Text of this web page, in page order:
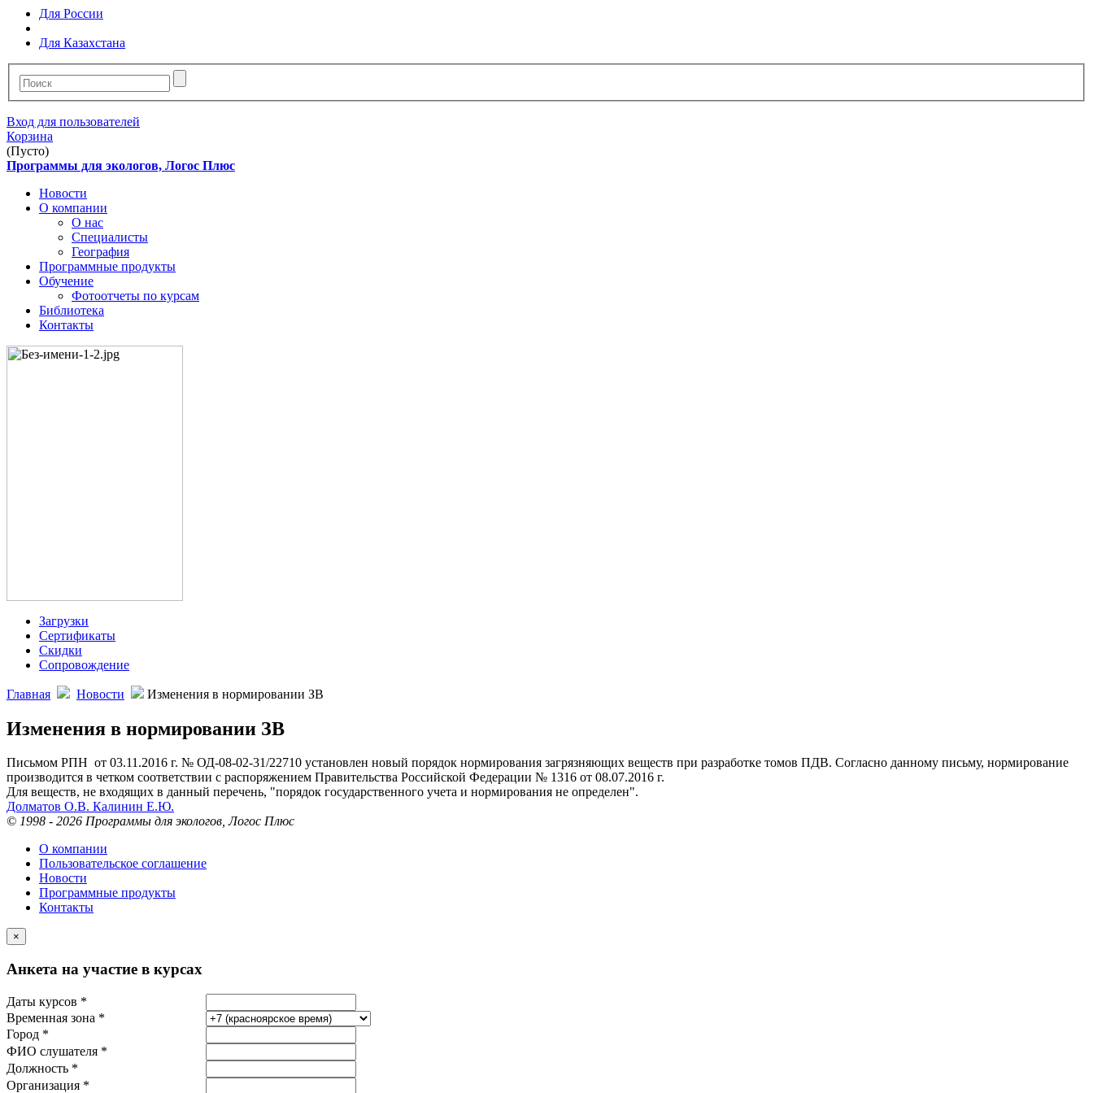
Для России
Для Казахстана
Вход для пользователей
Корзина
(Пусто)
Программы для экологов, Логос Плюс
Новости
О компании
О нас
Специалисты
География
Программные продукты
Обучение
Фотоотчеты по курсам
Библиотека
Контакты
Загрузки
Сертификаты
Скидки
Сопровождение
Главная Новости Изменения в нормировании ЗВ
Изменения в нормировании ЗВ
Письмом РПН от 03.11.2016 г. № ОД-08-02-31/22710 установлен новый порядок нормирования загрязняющих веществ при разработке томов ПДВ. Согласно данному письму, нормирование
производится в четком соответствии с распоряжением Правительства Российской Федерации № 1316 от 08.07.2016 г.
Для веществ, не входящих в данный перечень, "порядок государственного учета и нормирования не определен".
Долматов О.В. Калинин Е.Ю.
© 1998 - 2026 Программы для экологов, Логос Плюс
О компании
Пользовательское соглашение
Новости
Программные продукты
Контакты
×
Анкета на участие в курсах
Даты курсов *
Временная зона *
Город *
ФИО слушателя *
Должность *
Организация *